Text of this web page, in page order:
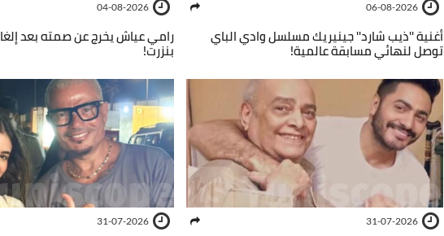
06-08-2026
أغنية ''ذيب شارد'' جينيريك مسلسل وادي الباي
توصل لنهائي مسابقة عالمية!
04-08-2026
رامي عياش يخرج عن صمته بعد
بنزرت!
31-07-2026
31-07-2026